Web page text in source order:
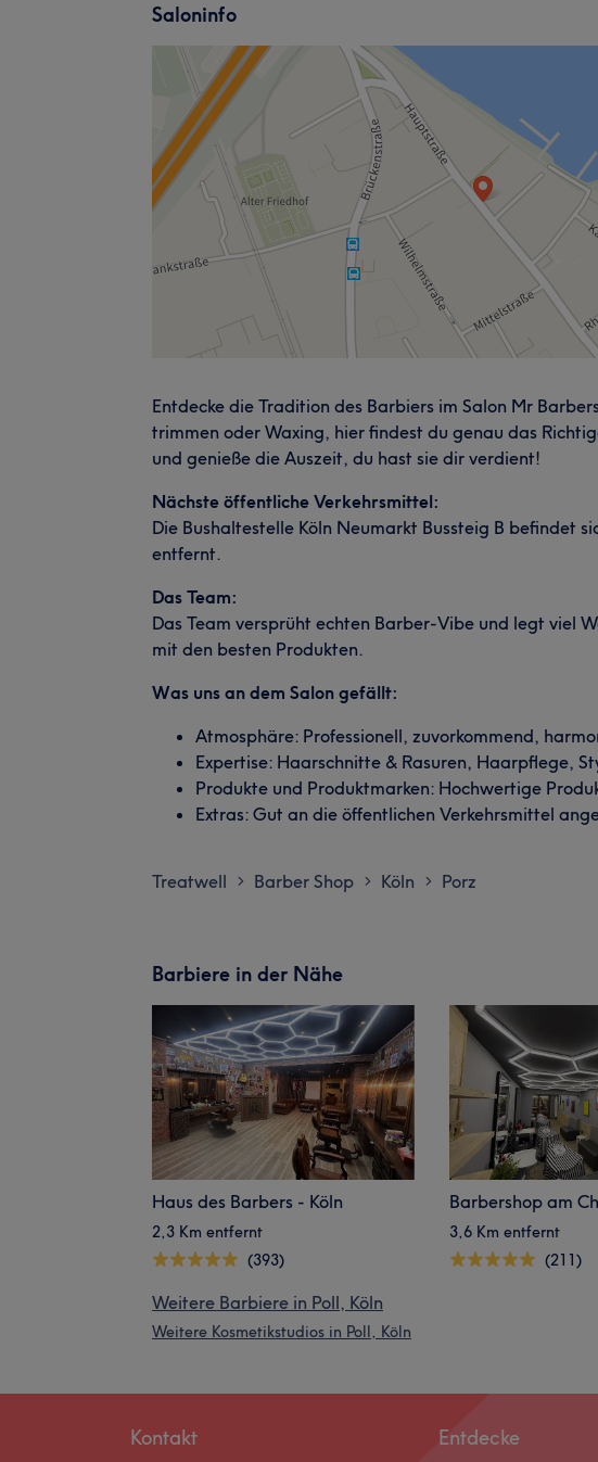
Saloninfo
Entdecke die Tradition des Barbiers im Salon Mr
trimmen oder Waxing, hier findest du genau das
und genieße die Auszeit, du hast sie dir verdient!
Nächste öffentliche Verkehrsmittel:
Die Bushaltestelle Köln Neumarkt Bussteig B befindet
entfernt.
Das Team:
Das Team versprüht echten Barber-Vibe und legt viel
mit den besten Produkten.
Was uns an dem Salon gefällt:
Atmosphäre: Professionell, zuvorkommend,
Expertise: Haarschnitte & Rasuren, Haarpflege,
Produkte und Produktmarken: Hochwertige
Extras: Gut an die öffentlichen Verkehrsmittel
Treatwell > Barber Shop > Köln > Porz
Barbiere in der Nähe
Haus des Barbers - Köln
2,3 Km entfernt
(393)
Barbershop am
3,6 Km entfernt
(211)
Weitere Barbiere in Poll, Köln
Weitere Kosmetikstudios in Poll, Köln
Kontakt Entdecke